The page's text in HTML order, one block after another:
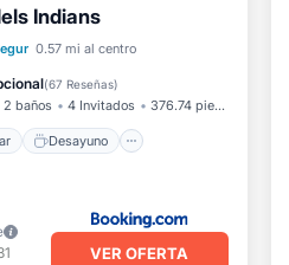
Indians
0.57 mi al centro
(67 Reseñas)
2 baños 4 Invitados 376.74 pies²
Desayuno
mar
Desayuno
VER OFERTA